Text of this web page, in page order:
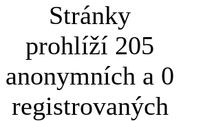
Stránky
prohlíží 205
anonymních a 0
registrovaných